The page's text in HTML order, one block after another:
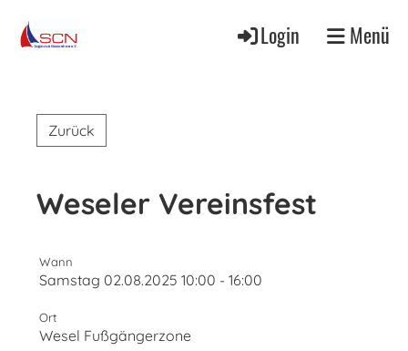
Login Menü
Zurück
Weseler Vereinsfest
Wann
Samstag 02.08.2025 10:00 - 16:00
Ort
Wesel Fußgängerzone